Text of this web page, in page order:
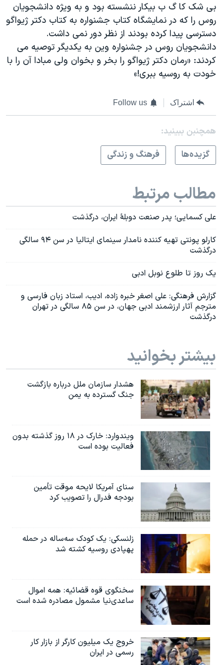
بی شک کا گ ب بیکار ننشسته بود و به ویژه دانشجویان
روس را که در نمایشگاه کتاب جشنواره به کتاب دکتر ژیواگو
دسترسی پیدا کرده بودند از نظر دور نمی داشت.
دانشجویان روس در جشنواره وین به یکدیگر توصیه می
کردند: «رمان دکتر ژیواگو را بخر و بخوان ولی مبادا آن را با
خودت به روسیه ببری!»
اشتراک Follow us
همچنبن ببینید:
گزيده‌ها
فرهنگ و زندگی
مطالب مرتبط
علی کسمایی؛ پدر صنعت دوبلۀ ایران، درگذشت
کارلو پونتی تهيه کننده نامدار سينمای ايتاليا در سن ۹۴ سالگی
درگذشت
یک روز تا طلوع نوبل ادبی
گزارش فرهنگی: علی اصغر خبره زاده، ادیب، استاد زبان فارسی و
مترجم آثار ارزشمند ادبی جهان، در سن ۸۵ سالگی در تهران
درگذشت
بیشتر بخوانید
هشدار سازمان ملل درباره بازگشت
جنگ گسترده به یمن
ویندوارد: خارک در ۱۸ روز گذشته بدون
فعالیت بوده است
سنای آمریکا لایحه موقت تأمین
بودجه فدرال را تصویب کرد
زلنسکی: یک کودک سه‌ساله در حمله
پهپادی روسیه کشته شد
سخنگوی قوه قضائیه: همه اموال
ساعدی‌نیا مشمول مصادره شده است
خروج یک میلیون کارگر از بازار کار
رسمی در ایران